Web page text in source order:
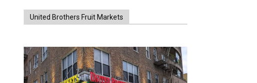
United Brothers Fruit Markets